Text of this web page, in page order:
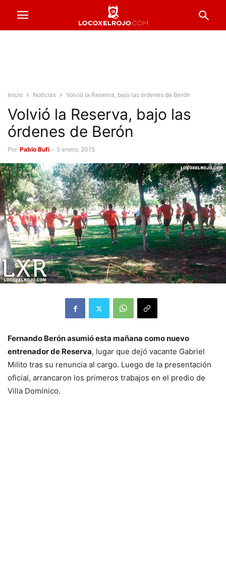
Inicio Noticias Volvió la Reserva, bajo las órdenes de Berón
Volvió la Reserva, bajo las
órdenes de Berón
Por Pablo Bufi - 5 enero, 2015
Fernando Berón asumió esta mañana como nuevo
entrenador de Reserva, lugar que dejó vacante Gabriel
Milito tras su renuncia al cargo. Luego de la presentación
oficial, arrancaron los primeros trabajos en el predio de
Villa Domínico.